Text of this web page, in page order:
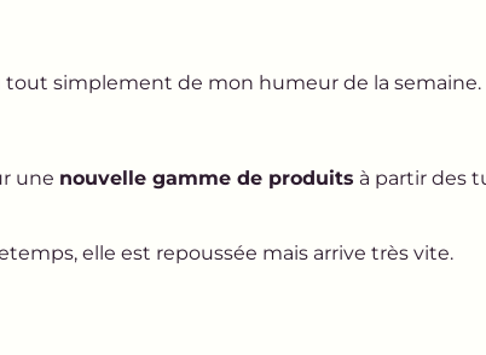
tout simplement de mon humeur de la semaine.
une nouvelle gamme de produits à partir des
elle est repoussée mais arrive très vite.